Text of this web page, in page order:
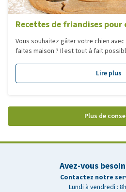
Recettes de friandises pour
Vous souhaitez gâter votre chien
faites maison ? Il est tout à fait
compagnon à quatre pattes.
recettes de friandises pour chien
Lire plus
Plus de
Avez-vous
Contactez notre
Lundi à vendredi :